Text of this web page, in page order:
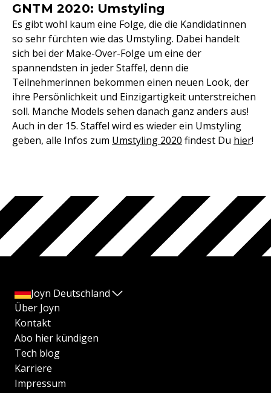
GNTM 2020: Umstyling
Es gibt wohl kaum eine Folge, die die Kandidatinnen
so sehr fürchten wie das Umstyling. Dabei handelt
sich bei der Make-Over-Folge um eine der
spannendsten in jeder Staffel, denn die
Teilnehmerinnen bekommen einen neuen Look, der
ihre Persönlichkeit und Einzigartigkeit unterstreichen
soll. Manche Models sehen danach ganz anders aus!
Auch in der 15. Staffel wird es wieder ein Umstyling
geben, alle Infos zum Umstyling 2020 findest Du hier!
Joyn Deutschland
Über Joyn
Kontakt
Abo hier kündigen
Tech blog
Karriere
Impressum